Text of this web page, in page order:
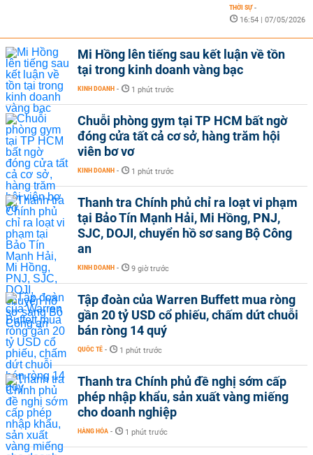
THỜI SỰ -
16:54 | 07/05/2026
Mi Hồng lên tiếng sau kết luận về tồn
tại trong kinh doanh vàng bạc
KINH DOANH - 1 phút trước
Chuỗi phòng gym tại TP HCM bất ngờ
đóng cửa tất cả cơ sở, hàng trăm hội
viên bơ vơ
KINH DOANH - 1 phút trước
Thanh tra Chính phủ chỉ ra loạt vi phạm
tại Bảo Tín Mạnh Hải, Mi Hồng, PNJ,
SJC, DOJI, chuyển hồ sơ sang Bộ Công
an
KINH DOANH - 9 giờ trước
Tập đoàn của Warren Buffett mua ròng
gần 20 tỷ USD cổ phiếu, chấm dứt chuỗi
bán ròng 14 quý
QUỐC TẾ - 1 phút trước
Thanh tra Chính phủ đề nghị sớm cấp
phép nhập khẩu, sản xuất vàng miếng
cho doanh nghiệp
HÀNG HÓA - 1 phút trước